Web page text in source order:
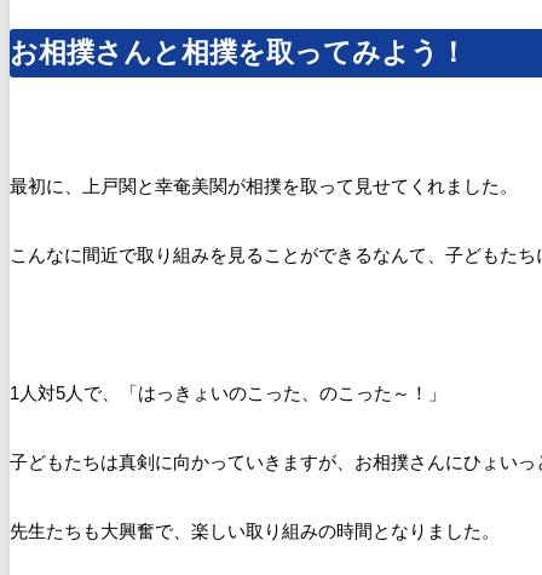
お相撲さんと相撲を取ってみよう！
最初に、上戸関と幸奄美関が相撲を取って見せてくれました。
こんなに間近で取り組みを見ることができるなんて、子どもた
1人対5人で、「はっきょいのこった、のこった～！」
子どもたちは真剣に向かっていきますが、お相撲さんにひょい
先生たちも大興奮で、楽しい取り組みの時間となりました。